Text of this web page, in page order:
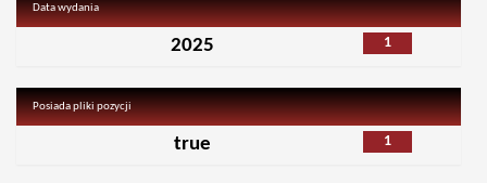
Data wydania
1
2025
Posiada pliki pozycji
1
true